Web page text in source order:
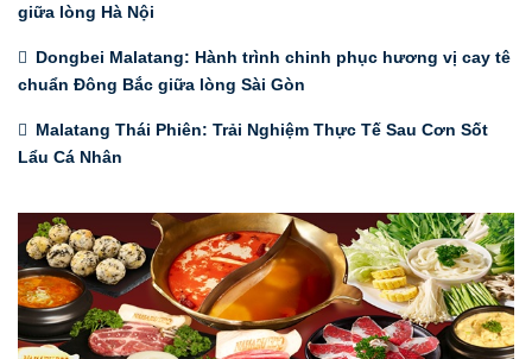
giữa lòng Hà Nội
Dongbei Malatang: Hành trình chinh phục hương vị cay tê
chuẩn Đông Bắc giữa lòng Sài Gòn
Malatang Thái Phiên: Trải Nghiệm Thực Tế Sau Cơn Sốt
Lẩu Cá Nhân